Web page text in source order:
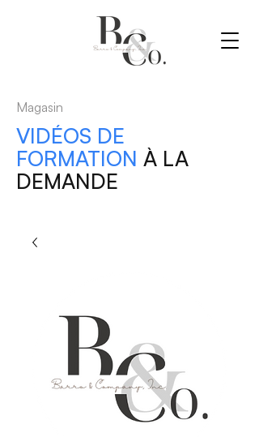
Magasin
VIDÉOS DE
FORMATION À LA
DEMANDE